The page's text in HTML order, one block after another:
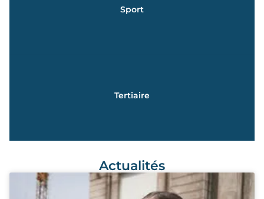
Sport
Tertiaire
Actualités